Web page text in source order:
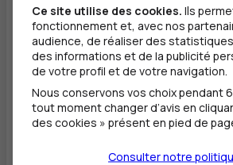
Autres agences les plus
BANQUE TRANSATLANTIQUE -
MIDDLE OFFICE
42 RUE DES MATHURINS
75008 PARIS
01 56 88 73 86
Ce site utilise des cookies. Ils
fonctionnement et, avec nos
audience, de réaliser des
des informations et de la publicité
de votre profil et de votre navigation.
Nous conservons vos choix pendant
tout moment changer d’avis en
des cookies » présent en pied de
Consulter notre